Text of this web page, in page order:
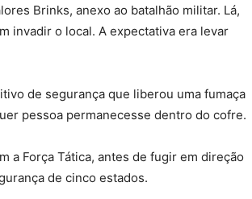
Brinks, anexo ao batalhão militar. Lá,
invadir o local. A expectativa era levar
de segurança que liberou uma fumaça
pessoa permanecesse dentro do cofre.
a Força Tática, antes de fugir em direção
de cinco estados.